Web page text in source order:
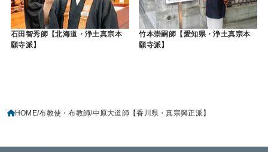
石田智秀師【北海道・浄土真宗本
願寺派】
竹本崇嗣師【愛知県・浄土真宗本
願寺派】
HOME 布教使・布教師 中原大道師【香川県・真宗興正派】